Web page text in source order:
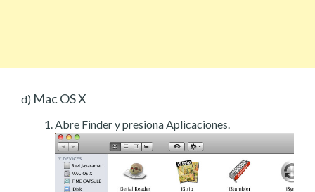
d) Mac OS X
Abre Finder y presiona Aplicaciones.